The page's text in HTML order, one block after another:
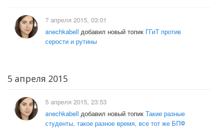
7 апреля 2015, 03:01
anechkabell добавил новый топик ГГиТ против
серости и рутины
5 апреля 2015
5 апреля 2015, 23:53
anechkabell добавил новый топик Такие разные
студенты, такое разное время, все тот же БПФ